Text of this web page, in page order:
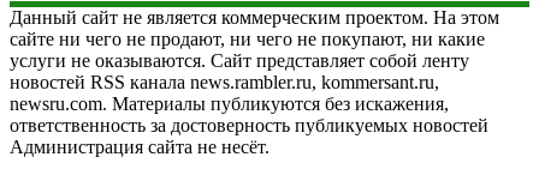
Данный сайт не является коммерческим проектом. На этом
сайте ни чего не продают, ни чего не покупают, ни какие
услуги не оказываются. Сайт представляет собой ленту
новостей RSS канала news.rambler.ru, kommersant.ru,
newsru.com. Материалы публикуются без искажения,
ответственность за достоверность публикуемых новостей
Администрация сайта не несёт.